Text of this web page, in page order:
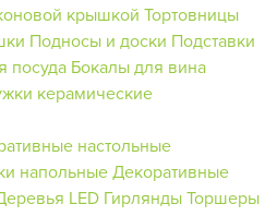
крышкой Тортовницы
Подносы и доски Подставки
посуда Бокалы для вина
керамические
настольные
напольныеДекоративные
LED ГирляндыТоршеры